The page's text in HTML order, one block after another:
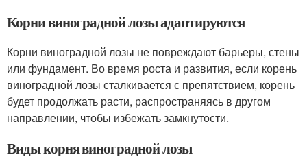
Корни виноградной лозы адаптируются
Корни виноградной лозы не повреждают барьеры, стены
или фундамент. Во время роста и развития, если корень
виноградной лозы сталкивается с препятствием, корень
будет продолжать расти, распространяясь в другом
направлении, чтобы избежать замкнутости.
Виды корня виноградной лозы